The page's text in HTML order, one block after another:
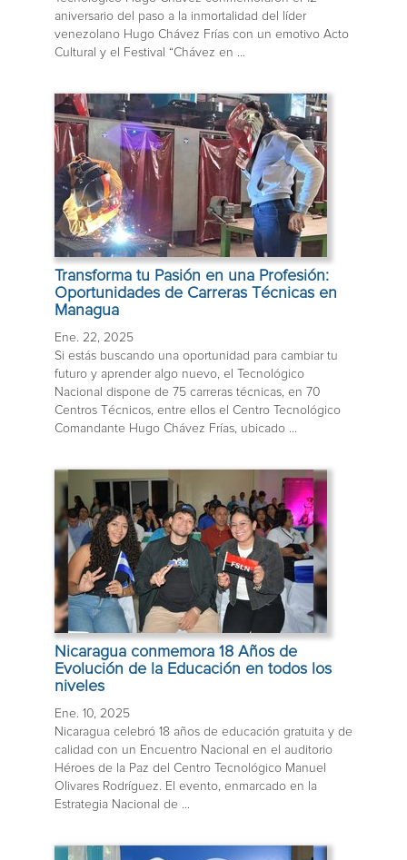
aniversario del paso a la inmortalidad del líder
venezolano Hugo Chávez Frías con un emotivo Acto
Cultural y el Festival “Chávez en ...
Transforma tu Pasión en una Profesión:
Oportunidades de Carreras Técnicas en
Managua
Ene. 22, 2025
Si estás buscando una oportunidad para cambiar tu
futuro y aprender algo nuevo, el Tecnológico
Nacional dispone de 75 carreras técnicas, en 70
Centros Técnicos, entre ellos el Centro Tecnológico
Comandante Hugo Chávez Frías, ubicado ...
Nicaragua conmemora 18 Años de
Evolución de la Educación en todos los
niveles
Ene. 10, 2025
Nicaragua celebró 18 años de educación gratuita y de
calidad con un Encuentro Nacional en el auditorio
Héroes de la Paz del Centro Tecnológico Manuel
Olivares Rodríguez. El evento, enmarcado en la
Estrategia Nacional de ...